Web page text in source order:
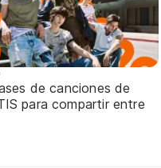
de canciones de
para compartir entre